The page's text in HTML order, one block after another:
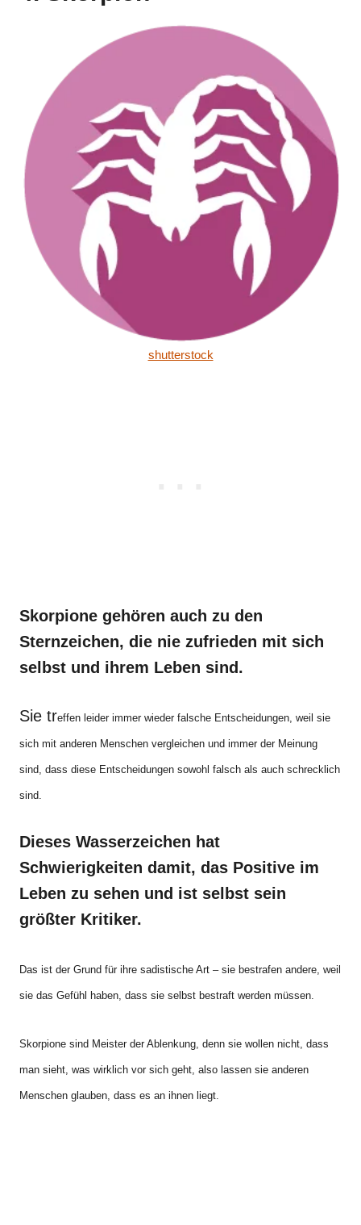
shutterstock
Skorpione gehören auch zu den
Sternzeichen, die nie zufrieden mit sich
selbst und ihrem Leben sind.
Sie treffen leider immer wieder falsche Entscheidungen, weil sie
sich mit anderen Menschen vergleichen und immer der Meinung
sind, dass diese Entscheidungen sowohl falsch als auch schrecklich
sind.
Dieses Wasserzeichen hat
Schwierigkeiten damit, das Positive im
Leben zu sehen und ist selbst sein
größter Kritiker.
Das ist der Grund für ihre sadistische Art – sie bestrafen andere, weil
sie das Gefühl haben, dass sie selbst bestraft werden müssen.
Skorpione sind Meister der Ablenkung, denn sie wollen nicht, dass
man sieht, was wirklich vor sich geht, also lassen sie anderen
Menschen glauben, dass es an ihnen liegt.